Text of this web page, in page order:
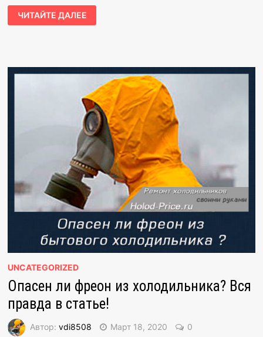
ЧИТАЙТЕ ДАЛЕЕ
UNCATEGORIZED
Опасен ли фреон из холодильника? Вся
правда в статье!
Автор: vdi8508 Март 18, 2020 0